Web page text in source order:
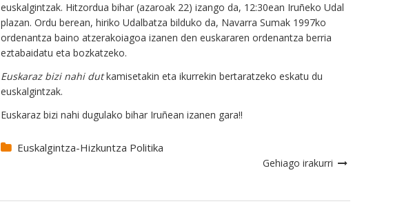
euskalgintzak. Hitzordua bihar (azaroak 22) izango da, 12:30ean Iruñeko Udal
plazan. Ordu berean, hiriko Udalbatza bilduko da, Navarra Sumak 1997ko
ordenantza baino atzerakoiagoa izanen den euskararen ordenantza berria
eztabaidatu eta bozkatzeko.
Euskaraz bizi nahi dutkamisetakin eta ikurrekin bertaratzeko eskatu du
euskalgintzak.
Euskaraz bizi nahi dugulako bihar Iruñean izanen gara!!
Euskalgintza-Hizkuntza Politika
Gehiago irakurri